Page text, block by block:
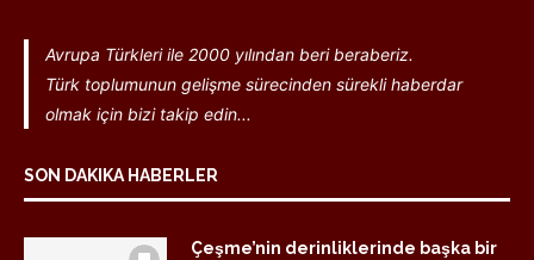
Avrupa Türkleri ile 2000 yılından beri beraberiz.
Türk toplumunun gelişme sürecinden sürekli haberdar
olmak için bizi takip edin...
SON DAKIKA HABERLER
Çeşme’nin derinliklerinde başka bir